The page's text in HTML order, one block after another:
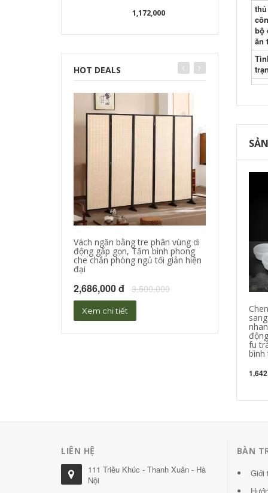
1,172,000
HOT DEALS
Vách ngăn bằng tre phân vùng di
động gấp gọn, Tấm bình phong
che chắn phòng ngủ tối giản hiện
đại
2,686,000 đ 3,500,000
Xem chi tiết
Bình phong gỗ
khẩu, Tấm
7,406,000 đ
Xem chi tiết
thủ
bộ
ăn
fu
bình
LIÊN HỆ
111 Triều Khúc - Thanh Xuân - Hà
Nội
BÀN
Giới